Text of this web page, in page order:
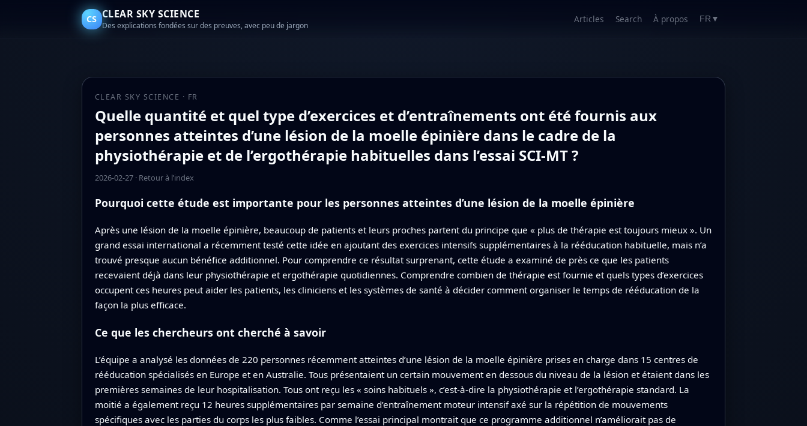
CS CLEAR SKY SCIENCE
Des explications fondées sur des preuves, avec peu de jargon
Articles Search À propos FR ▼
CLEAR SKY SCIENCE · FR
Quelle quantité et quel type d’exercices et d’entraînements ont été fournis aux
personnes atteintes d’une lésion de la moelle épinière dans le cadre de la
physiothérapie et de l’ergothérapie habituelles dans l’essai SCI‑MT ?
2026-02-27· Retour à l’index
Pourquoi cette étude est importante pour les personnes atteintes d’une lésion de la moelle épinière
Après une lésion de la moelle épinière, beaucoup de patients et leurs proches partent du principe que « plus de thérapie est toujours mieux ». Un
grand essai international a récemment testé cette idée en ajoutant des exercices intensifs supplémentaires à la rééducation habituelle, mais n’a
trouvé presque aucun bénéfice additionnel. Pour comprendre ce résultat surprenant, cette étude a examiné de près ce que les patients
recevaient déjà dans leur physiothérapie et ergothérapie quotidiennes. Comprendre combien de thérapie est fournie et quels types d’exercices
occupent ces heures peut aider les patients, les cliniciens et les systèmes de santé à décider comment organiser le temps de rééducation de la
façon la plus efficace.
Ce que les chercheurs ont cherché à savoir
L’équipe a analysé les données de 220 personnes récemment atteintes d’une lésion de la moelle épinière prises en charge dans 15 centres de
rééducation spécialisés en Europe et en Australie. Tous présentaient un certain mouvement en dessous du niveau de la lésion et étaient dans les
premières semaines de leur hospitalisation. Tous ont reçu les « soins habituels », c’est‑à‑dire la physiothérapie et l’ergothérapie standard. La
moitié a également reçu 12 heures supplémentaires par semaine d’entraînement moteur intensif axé sur la répétition de mouvements
spécifiques avec les parties du corps les plus faibles. Comme l’essai principal montrait que ce programme additionnel n’améliorait pas de